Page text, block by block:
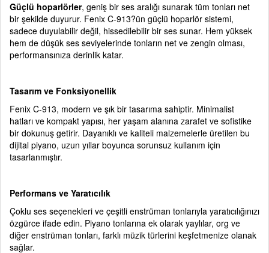
Güçlü hoparlörler, geniş bir ses aralığı sunarak tüm tonları net
bir şekilde duyurur. Fenix C-913?ün güçlü hoparlör sistemi,
sadece duyulabilir değil, hissedilebilir bir ses sunar. Hem yüksek
hem de düşük ses seviyelerinde tonların net ve zengin olması,
performansınıza derinlik katar.
Tasarım ve Fonksiyonellik
Fenix C-913, modern ve şık bir tasarıma sahiptir. Minimalist
hatları ve kompakt yapısı, her yaşam alanına zarafet ve sofistike
bir dokunuş getirir. Dayanıklı ve kaliteli malzemelerle üretilen bu
dijital piyano, uzun yıllar boyunca sorunsuz kullanım için
tasarlanmıştır.
Performans ve Yaratıcılık
Çoklu ses seçenekleri ve çeşitli enstrüman tonlarıyla yaratıcılığınızı
özgürce ifade edin. Piyano tonlarına ek olarak yaylılar, org ve
diğer enstrüman tonları, farklı müzik türlerini keşfetmenize olanak
sağlar.